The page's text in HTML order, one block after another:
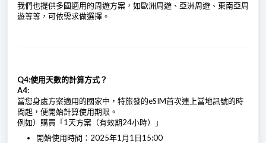
我們也提供多國適用的周遊方案，如歐洲周遊、亞洲周遊、東南亞周
遊等等，可依需求做選擇。
Q4:使用天數的計算方式？
A4:
當您身處方案適用的國家中，特旅發的eSIM首次連上當地訊號的時
間起，便開始計算使用期限。
例如）購買「1天方案（有效期24小時）」
開始使用時間：2025年1月1日15:00